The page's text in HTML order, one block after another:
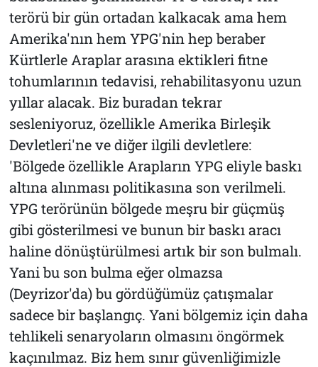
terörü bir gün ortadan kalkacak ama hem
Amerika'nın hem YPG'nin hep beraber
Kürtlerle Araplar arasına ektikleri fitne
tohumlarının tedavisi, rehabilitasyonu uzun
yıllar alacak. Biz buradan tekrar
sesleniyoruz, özellikle Amerika Birleşik
Devletleri'ne ve diğer ilgili devletlere:
'Bölgede özellikle Arapların YPG eliyle baskı
altına alınması politikasına son verilmeli.
YPG terörünün bölgede meşru bir güçmüş
gibi gösterilmesi ve bunun bir baskı aracı
haline dönüştürülmesi artık bir son bulmalı.
Yani bu son bulma eğer olmazsa
(Deyrizor'da) bu gördüğümüz çatışmalar
sadece bir başlangıç. Yani bölgemiz için daha
tehlikeli senaryoların olmasını öngörmek
kaçınılmaz. Biz hem sınır güvenliğimizle